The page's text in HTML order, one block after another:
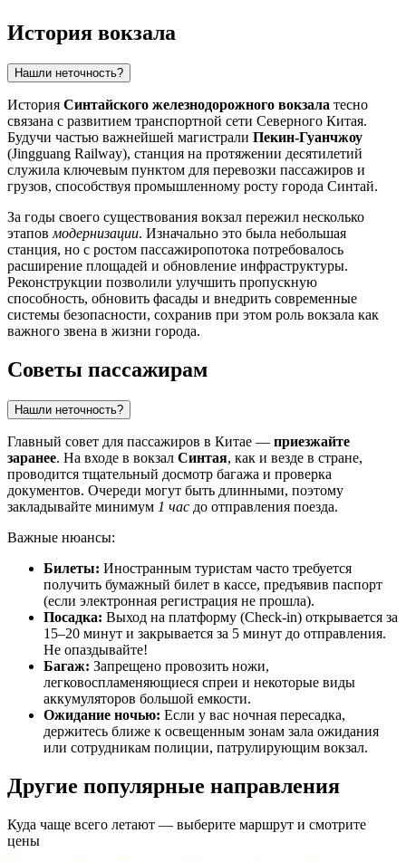
История вокзала
Нашли неточность?
История Синтайского железнодорожного вокзала тесно
связана с развитием транспортной сети Северного Китая.
Будучи частью важнейшей магистрали Пекин-Гуанчжоу
(Jingguang Railway), станция на протяжении десятилетий
служила ключевым пунктом для перевозки пассажиров и
грузов, способствуя промышленному росту города Синтай.
За годы своего существования вокзал пережил несколько
этапов модернизации. Изначально это была небольшая
станция, но с ростом пассажиропотока потребовалось
расширение площадей и обновление инфраструктуры.
Реконструкции позволили улучшить пропускную
способность, обновить фасады и внедрить современные
системы безопасности, сохранив при этом роль вокзала как
важного звена в жизни города.
Советы пассажирам
Нашли неточность?
Главный совет для пассажиров в Китае — приезжайте
заранее. На входе в вокзал Синтая, как и везде в стране,
проводится тщательный досмотр багажа и проверка
документов. Очереди могут быть длинными, поэтому
закладывайте минимум 1 час до отправления поезда.
Важные нюансы:
Билеты: Иностранным туристам часто требуется
получить бумажный билет в кассе, предъявив паспорт
(если электронная регистрация не прошла).
Посадка: Выход на платформу (Check-in) открывается за
15–20 минут и закрывается за 5 минут до отправления.
Не опаздывайте!
Багаж: Запрещено провозить ножи,
легковоспламеняющиеся спреи и некоторые виды
аккумуляторов большой емкости.
Ожидание ночью: Если у вас ночная пересадка,
держитесь ближе к освещенным зонам зала ожидания
или сотрудникам полиции, патрулирующим вокзал.
Другие популярные направления
Куда чаще всего летают — выберите маршрут и смотрите
цены